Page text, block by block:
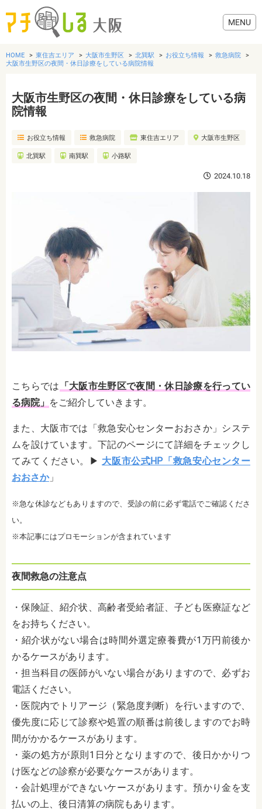
グルメ
歯医者・病院
HOME 東住吉エリア 大阪市生野区 北巽駅 お役立ち情報
救急病院
大阪市生野区の夜間・休日診療をしている病院情報
大阪市生野区の夜間・休日診療をしている病
院情報
お役立ち情報 救急病院 東住吉エリア 大阪市生野区
北巽駅 南巽駅 小路駅
2024.10.18
こちらでは 「大阪市生野区で夜間・休日診療を行ってい
る病院」 をご紹介していきます。
また、大阪市では「救急安心センターおおさか」システ
ムを設けています。下記のページにて詳細をチェックし
てみてください。▶︎ 大阪市公式HP「救急安心センター
おおさか」
※急な休診などもありますので、受診の前に必ず電話でご確認くださ
い。
※本記事にはプロモーションが含まれています
夜間救急の注意点
・保険証、紹介状、高齢者受給者証、子ども医療証など
をお持ちください。
・紹介状がない場合は時間外選定療養費が1万円前後か
かるケースがあります。
・担当科目の医師がいない場合がありますので、必ずお
電話ください。
・医院内でトリアージ（緊急度判断）を行いますので、
優先度に応じて診察や処置の順番は前後しますのでお時
間がかかるケースがあります。
・薬の処方が原則1日分となりますので、後日かかりつ
け医などの診察が必要なケースがあります。
・会計処理ができないケースがあります。預かり金を支
払いの上、後日清算の病院もあります。